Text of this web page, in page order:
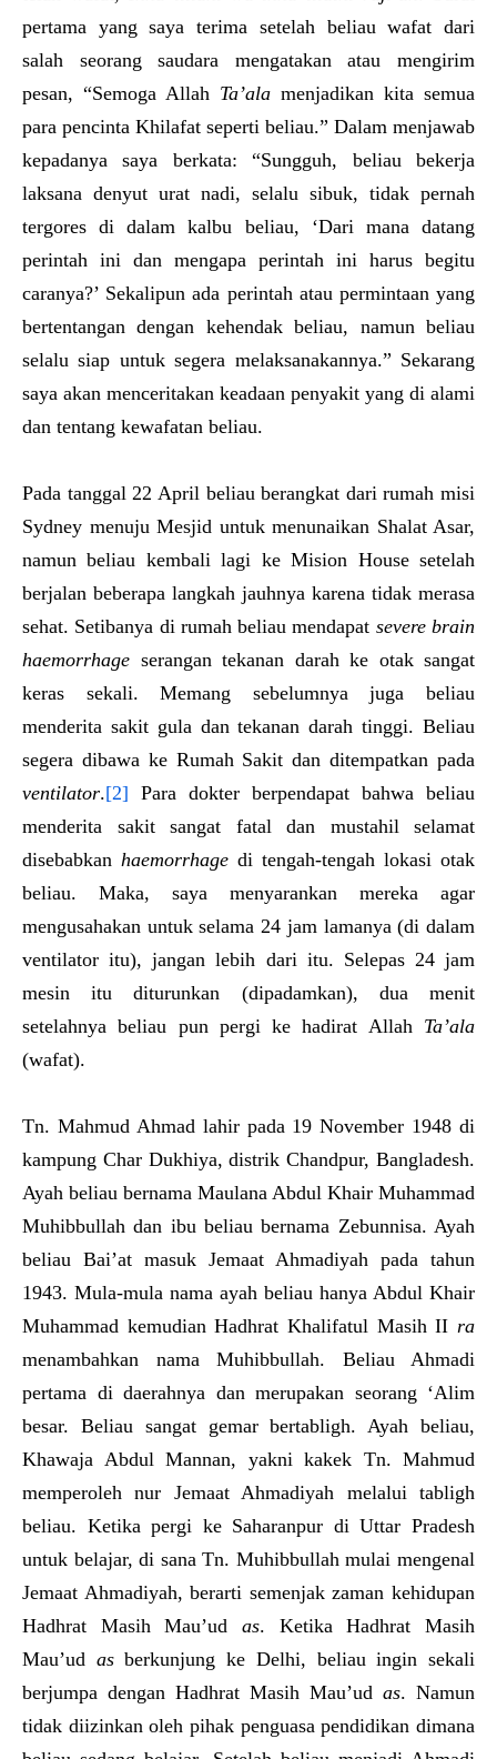
pertama yang saya terima setelah beliau wafat dari
salah seorang saudara mengatakan atau mengirim
pesan, “Semoga Allah Ta’ala menjadikan kita semua
para pencinta Khilafat seperti beliau.” Dalam menjawab
kepadanya saya berkata: “Sungguh, beliau bekerja
laksana denyut urat nadi, selalu sibuk, tidak pernah
tergores di dalam kalbu beliau, ‘Dari mana datang
perintah ini dan mengapa perintah ini harus begitu
caranya?’ Sekalipun ada perintah atau permintaan yang
bertentangan dengan kehendak beliau, namun beliau
selalu siap untuk segera melaksanakannya.” Sekarang
saya akan menceritakan keadaan penyakit yang di alami
dan tentang kewafatan beliau.
Pada tanggal 22 April beliau berangkat dari rumah misi
Sydney menuju Mesjid untuk menunaikan Shalat Asar,
namun beliau kembali lagi ke Mision House setelah
berjalan beberapa langkah jauhnya karena tidak merasa
sehat. Setibanya di rumah beliau mendapat severe brain
haemorrhage serangan tekanan darah ke otak sangat
keras sekali. Memang sebelumnya juga beliau
menderita sakit gula dan tekanan darah tinggi. Beliau
segera dibawa ke Rumah Sakit dan ditempatkan pada
ventilator.[2] Para dokter berpendapat bahwa beliau
menderita sakit sangat fatal dan mustahil selamat
disebabkan haemorrhage di tengah-tengah lokasi otak
beliau. Maka, saya menyarankan mereka agar
mengusahakan untuk selama 24 jam lamanya (di dalam
ventilator itu), jangan lebih dari itu. Selepas 24 jam
mesin itu diturunkan (dipadamkan), dua menit
setelahnya beliau pun pergi ke hadirat Allah Ta’ala
(wafat).
Tn. Mahmud Ahmad lahir pada 19 November 1948 di
kampung Char Dukhiya, distrik Chandpur, Bangladesh.
Ayah beliau bernama Maulana Abdul Khair Muhammad
Muhibbullah dan ibu beliau bernama Zebunnisa. Ayah
beliau Bai’at masuk Jemaat Ahmadiyah pada tahun
1943. Mula-mula nama ayah beliau hanya Abdul Khair
Muhammad kemudian Hadhrat Khalifatul Masih II ra
menambahkan nama Muhibbullah. Beliau Ahmadi
pertama di daerahnya dan merupakan seorang ‘Alim
besar. Beliau sangat gemar bertabligh. Ayah beliau,
Khawaja Abdul Mannan, yakni kakek Tn. Mahmud
memperoleh nur Jemaat Ahmadiyah melalui tabligh
beliau. Ketika pergi ke Saharanpur di Uttar Pradesh
untuk belajar, di sana Tn. Muhibbullah mulai mengenal
Jemaat Ahmadiyah, berarti semenjak zaman kehidupan
Hadhrat Masih Mau’ud as. Ketika Hadhrat Masih
Mau’ud asberkunjung ke Delhi, beliau ingin sekali
berjumpa dengan Hadhrat Masih Mau’ud as. Namun
tidak diizinkan oleh pihak penguasa pendidikan dimana